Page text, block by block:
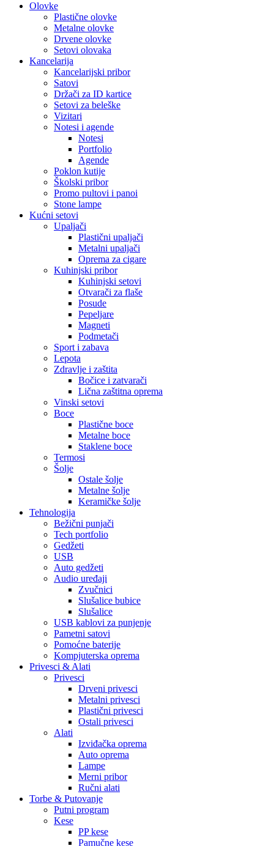
Olovke
Plastične olovke
Metalne olovke
Drvene olovke
Setovi olovaka
Kancelarija
Kancelarijski pribor
Satovi
Držači za ID kartice
Setovi za beleške
Vizitari
Notesi i agende
Notesi
Portfolio
Agende
Poklon kutije
Školski pribor
Promo pultovi i panoi
Stone lampe
Kućni setovi
Upaljači
Plastični upaljači
Metalni upaljači
Oprema za cigare
Kuhinjski pribor
Kuhinjski setovi
Otvarači za flaše
Posude
Pepeljare
Magneti
Podmetači
Sport i zabava
Lepota
Zdravlje i zaštita
Bočice i zatvarači
Lična zaštitna oprema
Vinski setovi
Boce
Plastične boce
Metalne boce
Staklene boce
Termosi
Šolje
Ostale šolje
Metalne šolje
Keramičke šolje
Tehnologija
Bežični punjači
Tech portfolio
Gedžeti
USB
Auto gedžeti
Audio uređaji
Zvučnici
Slušalice bubice
Slušalice
USB kablovi za punjenje
Pametni satovi
Pomoćne baterije
Kompjuterska oprema
Privesci & Alati
Privesci
Drveni privesci
Metalni privesci
Plastični privesci
Ostali privesci
Alati
Izviđačka oprema
Auto oprema
Lampe
Merni pribor
Ručni alati
Torbe & Putovanje
Putni program
Kese
PP kese
Pamučne kese